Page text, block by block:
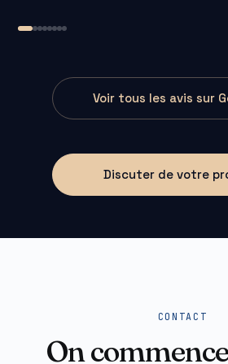
Voir tous les avis sur
Discuter de votre
CONTACT
On